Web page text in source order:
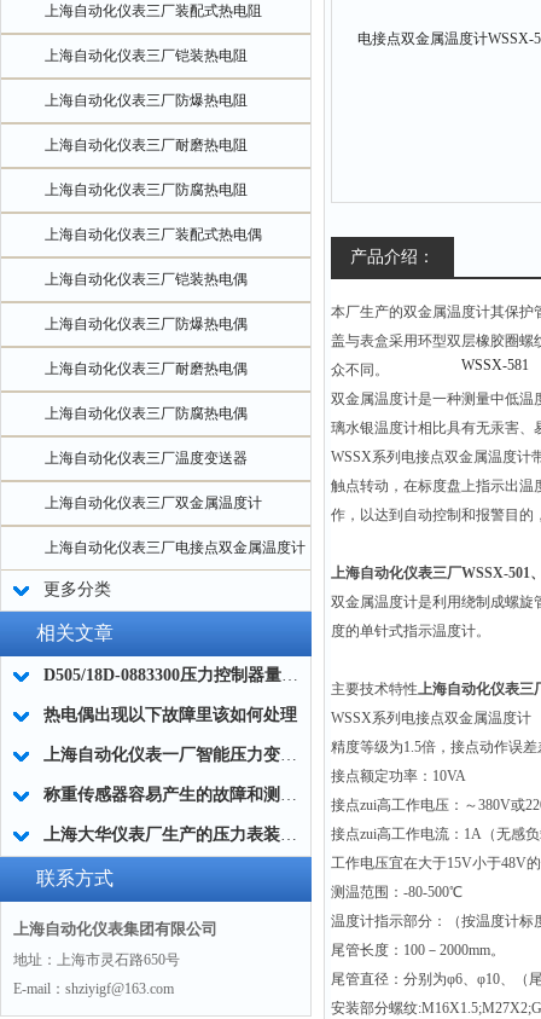
上海自动化仪表三厂装配式热电阻
上海自动化仪表三厂铠装热电阻
上海自动化仪表三厂防爆热电阻
上海自动化仪表三厂耐磨热电阻
上海自动化仪表三厂防腐热电阻
上海自动化仪表三厂装配式热电偶
上海自动化仪表三厂铠装热电偶
上海自动化仪表三厂防爆热电偶
上海自动化仪表三厂耐磨热电偶
上海自动化仪表三厂防腐热电偶
上海自动化仪表三厂温度变送器
上海自动化仪表三厂双金属温度计
上海自动化仪表三厂电接点双金属温度计
更多分类
相关文章
D505/18D-0883300压力控制器量程选择
热电偶出现以下故障里该如何处理
上海自动化仪表一厂智能压力变送器Z实际的选择方法
称重传感器容易产生的故障和测量方法
上海大华仪表厂生产的压力表装设要求
联系方式
上海自动化仪表集团有限公司
地址：上海市灵石路650号
E-mail：shziyigf@163.com
产品介绍：
本厂生产的双金属温度计其保护
盖与表盒采用环型双层橡胶圈螺
众不同。
双金属温度计是一种测量中低
璃水银温度计相比具有无汞害、
WSSX系列电接点双金属温度计
触点转动，在标度盘上指示出温
作，以达到自动控制和报警目的
上海自动化仪表三厂WSSX-501
双金属温度计是利用绕制成螺旋
度的单针式指示温度计。
主要技术特性上海自动化仪表三
WSSX系列电接点双金属温度计
精度等级为1.5倍，接点动作误
接点额定功率：10VA
接点zui高工作电压：～380V或
接点zui高工作电流：1A（无感
工作电压宜在大于15V小于48V
测温范围：-80-500℃
温度计指示部分：（按温度计标
尾管长度：100－2000mm。
尾管直径：分别为φ6、φ10、（
安装部分螺纹